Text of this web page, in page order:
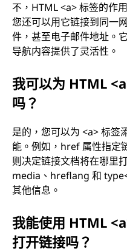
不，HTML <a> 标签的作
您还可以用它链接到同一
件，甚至电子邮件地址。
导航内容提供了灵活性。
我可以为 HTML
吗？
是的，您可以为 <a> 标签
能。例如，href 属性指定
则决定链接文档将在哪里
media、hreflang 和
其他信息。
我能使用 HTML
打开链接吗？